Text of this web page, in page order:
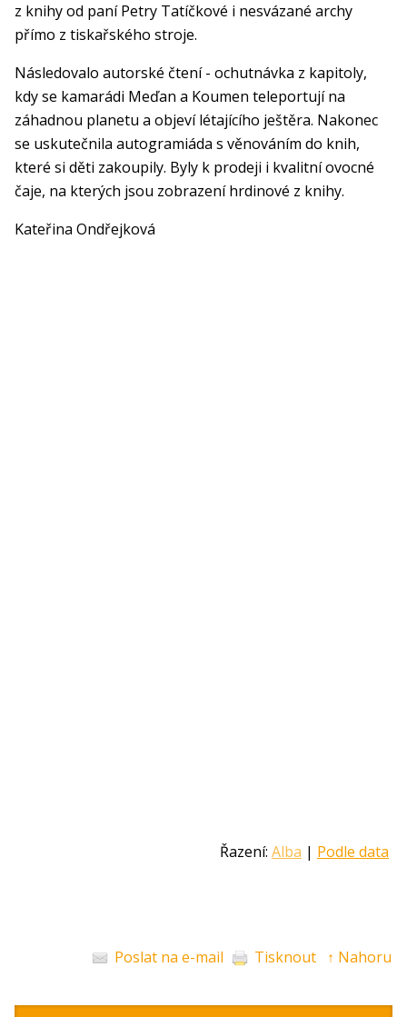
z knihy od paní Petry Tatíčkové i nesvázané archy
přímo z tiskařského stroje.
Následovalo autorské čtení - ochutnávka z kapitoly,
kdy se kamarádi Meďan a Koumen teleportují na
záhadnou planetu a objeví létajícího ještěra. Nakonec
se uskutečnila autogramiáda s věnováním do knih,
které si děti zakoupily. Byly k prodeji i kvalitní ovocné
čaje, na kterých jsou zobrazení hrdinové z knihy.
Kateřina Ondřejková
Řazení: Alba | Podle data
Poslat na e-mail Tisknout ↑ Nahoru